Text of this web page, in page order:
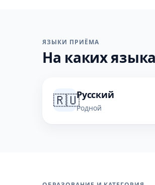
ЯЗЫКИ ПРИЁМА
На каких
🇷🇺Русский
Родной